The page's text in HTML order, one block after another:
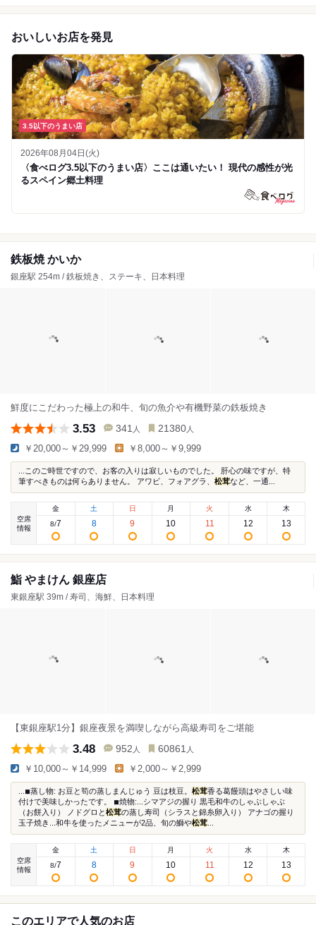
おいしいお店を発見
3.5以下のうまい店
2026年08月04日(火)
〈食べログ3.5以下のうまい店〉ここは通いたい！ 現代の感性が光
るスペイン郷土料理
鉄板焼 かいか
銀座駅 254m / 鉄板焼き、ステーキ、日本料理
鮮度にこだわった極上の和牛、旬の魚介や有機野菜の鉄板焼き
3.53 341 人 21380 人
￥20,000～￥29,999 ￥8,000～￥9,999
...このご時世ですので、お客の入りは寂しいものでした。 肝心の味ですが、特
筆すべきものは何らありません。 アワビ、フォアグラ、 松茸など、一通...
空席
情報
金
8/7
土
8
日
9
月
10
火
11
水
12
木
13
鮨 やまけん 銀座店
東銀座駅 39m / 寿司、海鮮、日本料理
【東銀座駅1分】銀座夜景を満喫しながら高級寿司をご堪能
3.48 952 人 60861 人
￥10,000～￥14,999 ￥2,000～￥2,999
...◾︎蒸し物: お豆と筍の蒸しまんじゅう 豆は枝豆。 松茸香る葛饅頭はやさしい味
付けで美味しかったです。 ◾︎焼物:...シマアジの握り 黒毛和牛のしゃぶしゃぶ
（お餅入り） ノドグロと松茸の蒸し寿司（シラスと錦糸卵入り） アナゴの握り
玉子焼き...和牛を使ったメニューが2品、旬の鰤や松茸
空席
情報
金
8/7
土
8
日
9
月
10
火
11
水
12
木
13
このエリアで人気のお店